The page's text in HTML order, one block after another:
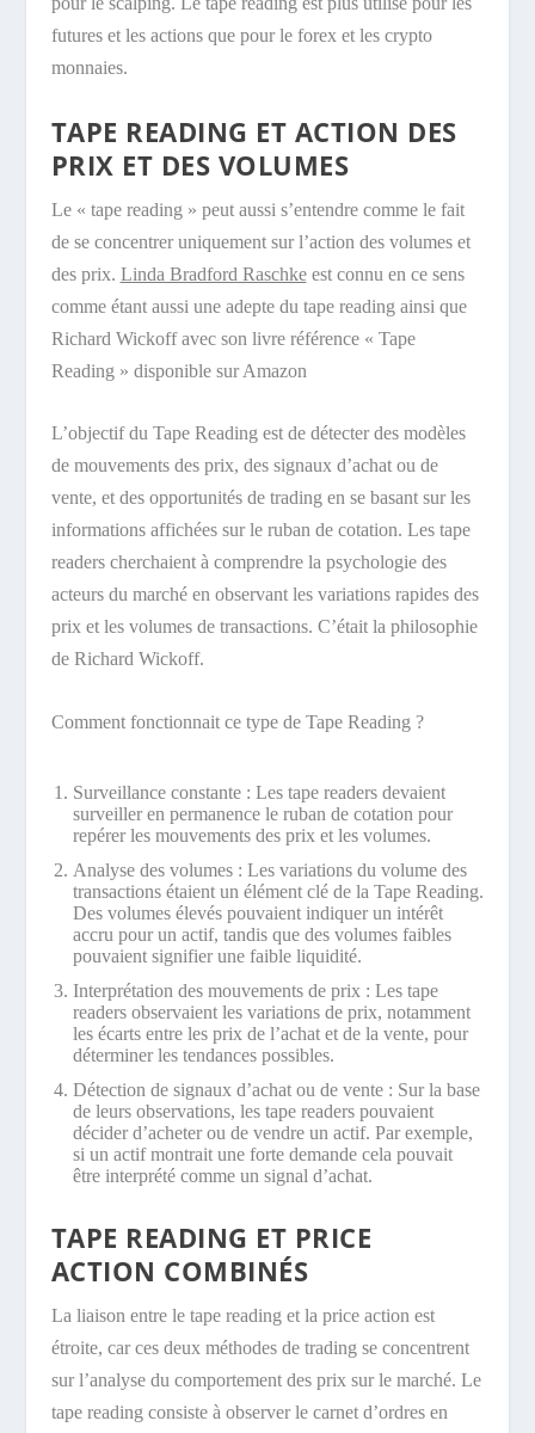
futures et les actions que pour le forex et les crypto
monnaies.
TAPE READING ET ACTION DES
PRIX ET DES VOLUMES
Le « tape reading » peut aussi s’entendre comme le fait
de se concentrer uniquement sur l’action des volumes et
des prix. Linda Bradford Raschkeest connu en ce sens
comme étant aussi une adepte du tape reading ainsi que
Richard Wickoff avec son livre référence « Tape
Reading » disponible sur Amazon
L’objectif du Tape Reading est de détecter des modèles
de mouvements des prix, des signaux d’achat ou de
vente, et des opportunités de trading en se basant sur les
informations affichées sur le ruban de cotation. Les tape
readers cherchaient à comprendre la psychologie des
acteurs du marché en observant les variations rapides des
prix et les volumes de transactions. C’était la philosophie
de Richard Wickoff.
Comment fonctionnait ce type de Tape Reading ?
Surveillance constante : Les tape readers devaient
surveiller en permanence le ruban de cotation pour
repérer les mouvements des prix et les volumes.
Analyse des volumes : Les variations du volume des
transactions étaient un élément clé de la Tape Reading.
Des volumes élevés pouvaient indiquer un intérêt
accru pour un actif, tandis que des volumes faibles
pouvaient signifier une faible liquidité.
Interprétation des mouvements de prix : Les tape
readers observaient les variations de prix, notamment
les écarts entre les prix de l’achat et de la vente, pour
déterminer les tendances possibles.
Détection de signaux d’achat ou de vente : Sur la base
de leurs observations, les tape readers pouvaient
décider d’acheter ou de vendre un actif. Par exemple,
si un actif montrait une forte demande cela pouvait
être interprété comme un signal d’achat.
TAPE READING ET PRICE
ACTION COMBINÉS
La liaison entre le tape reading et la price action est
étroite, car ces deux méthodes de trading se concentrent
sur l’analyse du comportement des prix sur le marché. Le
tape reading consiste à observer le carnet d’ordres en